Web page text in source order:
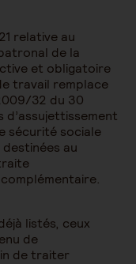
relative au
de la
et obligatoire
travail remplace
32 du 30
sécurité sociale
au
listés, ceux
de
de traiter